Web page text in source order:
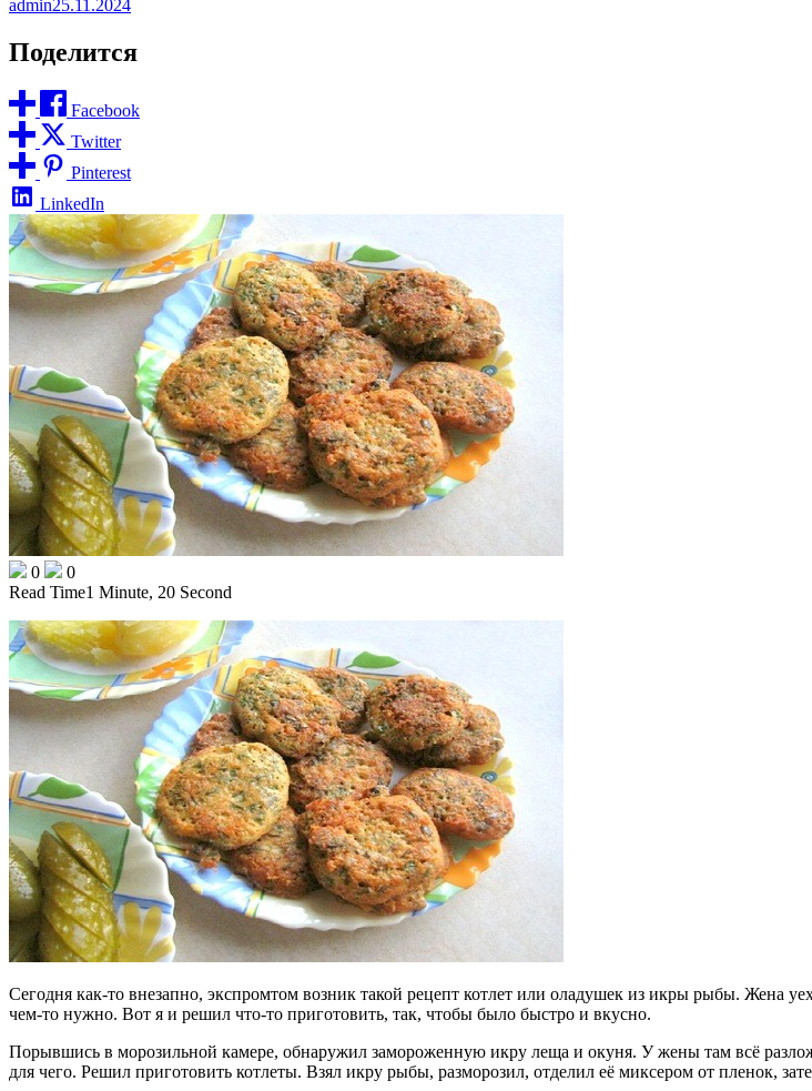
admin25.11.2024
Поделится
Facebook
Twitter
Pinterest
LinkedIn
0
0
Read Time1 Minute, 20 Second
Сегодня как-то внезапно, экспромтом возник такой рецепт котлет или оладушек из икры рыбы. Жена
чем-то нужно. Вот я и решил что-то приготовить, так, чтобы было быстро и вкусно.
Порывшись в морозильной камере, обнаружил замороженную икру леща и окуня. У жены там всё
для чего. Решил приготовить котлеты. Взял икру рыбы, разморозил, отделил её миксером от пленок,